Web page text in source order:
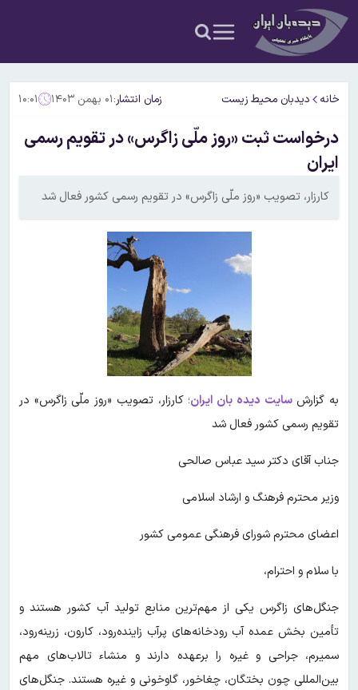
خانه دیدبان محیط زیست زمان انتشار:۰۱ بهمن ۱۴۰۳ ۱۰:۰۱
درخواست ثبت «روز ملّی زاگرس» در تقویم رسمی
ایران
کارزار، تصویب «روز ملّی زاگرس» در تقویم رسمی کشور فعال شد
به گزارشسایت دیده بان ایران؛ کارزار، تصویب «روز ملّی زاگرس» در
تقویم رسمی کشور فعال شد
جناب آقای دکتر سید عباس صالحی
وزیر محترم فرهنگ و ارشاد اسلامی
اعضای محترم شورای فرهنگی عمومی کشور
با سلام و احترام،
جنگل‌های زاگرس یکی از مهم‌ترین منابع تولید آب کشور هستند و
تأمین بخش عمده آب رودخانه‌های پرآب زاینده‌رود، کارون، زرینه‌رود،
سمیرم، جراحی و غیره را برعهده دارند و منشاء تالاب‌های مهم
بین‌المللی چون بختگان، چغاخور، گاوخونی و غیره هستند. جنگل‌های